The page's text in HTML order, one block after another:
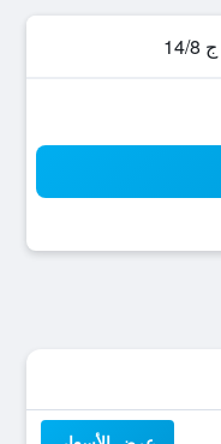
ج 14/8